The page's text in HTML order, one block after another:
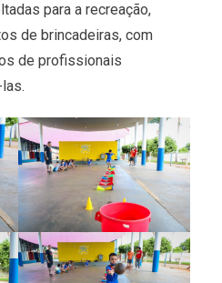
para a recreação,
de brincadeiras, com
de profissionais